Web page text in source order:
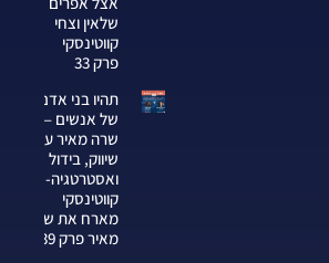
שלאין וצחי
קווטינסקי
פרק 33
תהיו בני אדם
של אנשים —
שרה מאיר על
שיווק, בידול
ואסטרטגיה-צחי
קווטינסקי
מארח את שרה
מאיר פרק 339